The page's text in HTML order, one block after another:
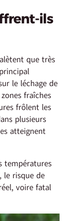
ils
que très
le léchage de
fraîches
frôlent les
plusieurs
atteignent
températures
le risque de
voire fatal